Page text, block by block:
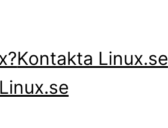
Kontakta Linux.se